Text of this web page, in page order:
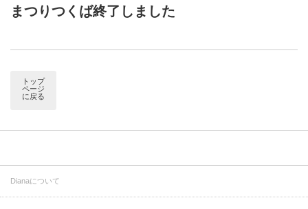
まつりつくば終了しました
トップ
ページ
に戻る
Dianaについて